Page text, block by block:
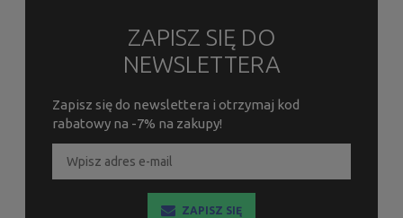
ZAPISZ SIĘ DO
NEWSLETTERA
Zapisz się do newslettera i otrzymaj kod
rabatowy na -7% na zakupy!
ZAPISZ SIĘ